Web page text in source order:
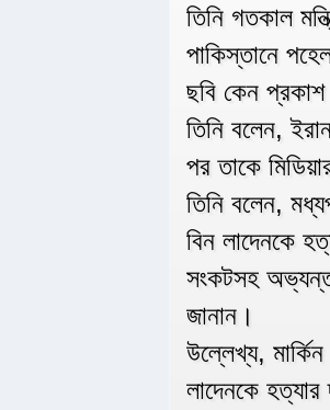
তিনি গতকাল
পাকিস্তানে
ছবি কেন
তিনি বলেন,
পর তাকে
তিনি বলেন,
বিন লাদেনকে
সংকটসহ
জানান।
উল্লেখ্য,
লাদেনকে